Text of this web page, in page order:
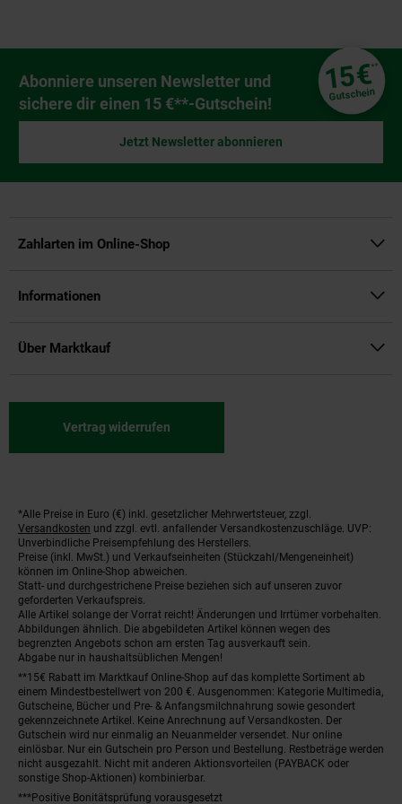
Newsletter Anmeldung
Abonniere unseren Newsletter und
sichere dir einen 15 €**-Gutschein!
15€**
Gutschein
Jetzt Newsletter abonnieren
Zahlarten im Online-Shop
Informationen
Über Marktkauf
Vertrag widerrufen
Fußnoten
*Alle Preise in Euro (€) inkl. gesetzlicher Mehrwertsteuer, zzgl.
Versandkosten und zzgl. evtl. anfallender Versandkostenzuschläge. UVP:
Unverbindliche Preisempfehlung des Herstellers.
Preise (inkl. MwSt.) und Verkaufseinheiten (Stückzahl/Mengeneinheit)
können im Online-Shop abweichen.
Statt- und durchgestrichene Preise beziehen sich auf unseren zuvor
geforderten Verkaufspreis.
Alle Artikel solange der Vorrat reicht! Änderungen und Irrtümer vorbehalten.
Abbildungen ähnlich. Die abgebildeten Artikel können wegen des
begrenzten Angebots schon am ersten Tag ausverkauft sein.
Abgabe nur in haushaltsüblichen Mengen!
**15€ Rabatt im Marktkauf Online-Shop auf das komplette Sortiment ab
einem Mindestbestellwert von 200 €. Ausgenommen: Kategorie Multimedia,
Gutscheine, Bücher und Pre- & Anfangsmilchnahrung sowie gesondert
gekennzeichnete Artikel. Keine Anrechnung auf Versandkosten. Der
Gutschein wird nur einmalig an Neuanmelder versendet. Nur online
einlösbar. Nur ein Gutschein pro Person und Bestellung. Restbeträge werden
nicht ausgezahlt. Nicht mit anderen Aktionsvorteilen (PAYBACK oder
sonstige Shop-Aktionen) kombinierbar.
***Positive Bonitätsprüfung vorausgesetzt